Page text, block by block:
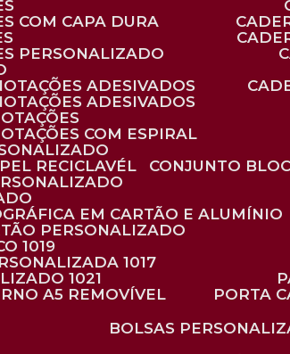
COM CAPA DURA
PERSONALIZADO
ADESIVADOS
ADESIVADOS
COM ESPIRAL
RECICLAVÉL
CONJUNTO
EM CARTÃO E ALUMÍNIO
PERSONALIZADO
1019
1017
1021
A5 REMOVÍVEL
PORTA
BOLSAS